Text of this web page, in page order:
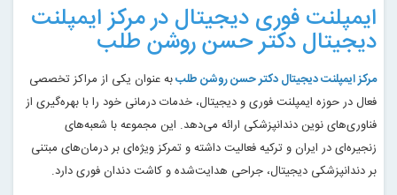
ایمپلنت فوری دیجیتال در مرکز ایمپلنت
دیجیتال دکتر حسن روشن طلب
مرکز ایمپلنت دیجیتال دکتر حسن روشن طلببه عنوان یکی از مراکز تخصصی
فعال در حوزه ایمپلنت فوری و دیجیتال، خدمات درمانی خود را با بهره‌گیری از
فناوری‌های نوین دندانپزشکی ارائه می‌دهد. این مجموعه با شعبه‌های
زنجیره‌ای در ایران و ترکیه فعالیت داشته و تمرکز ویژه‌ای بر درمان‌های مبتنی
بر دندانپزشکی دیجیتال، جراحی هدایت‌شده و کاشت دندان فوری دارد.